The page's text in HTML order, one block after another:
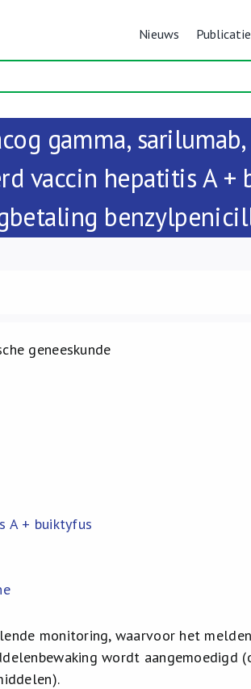
Nieuws
gamma,
vaccin hepatitis A +
geneeskunde
A + buiktyfus
monitoring, waarvoor het
wordt aangemoedigd